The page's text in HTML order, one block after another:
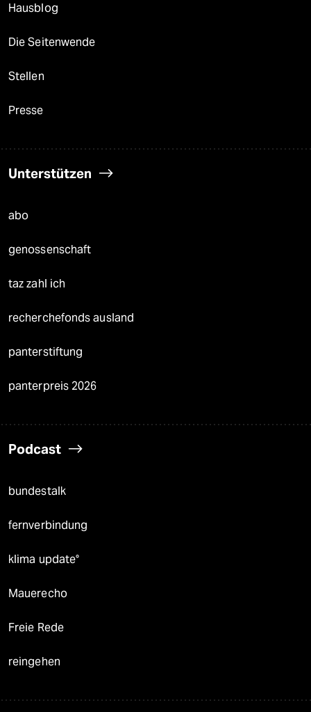
Hausblog
Die Seitenwende
Stellen
Presse
Unterstützen
abo
genossenschaft
taz zahl ich
recherchefonds ausland
panterstiftung
panterpreis 2026
Podcast
bundestalk
fernverbindung
klima update°
Mauerecho
Freie Rede
reingehen